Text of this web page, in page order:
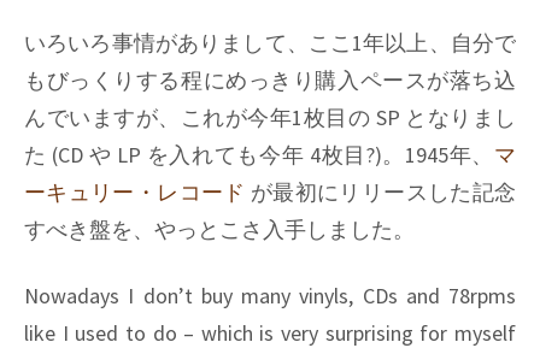
いろいろ事情がありまして、ここ1年以上、自分で
もびっくりする程にめっきり購入ペースが落ち込
んでいますが、これが今年1枚目の SP となりまし
た (CD や LP を入れても今年 4枚目?)。1945年、 マ
ーキュリー・レコード が最初にリリースした記念
すべき盤を、やっとこさ入手しました。
Nowadays I don’t buy many vinyls, CDs and 78rpms
like I used to do – which is very surprising for myself